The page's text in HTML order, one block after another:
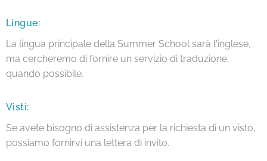
Lingue:
La lingua principale della Summer School sarà l'inglese,
ma cercheremo di fornire un servizio di traduzione,
quando possibile.
Visti:
Se avete bisogno di assistenza per la richiesta di un visto,
possiamo fornirvi una lettera di invito.